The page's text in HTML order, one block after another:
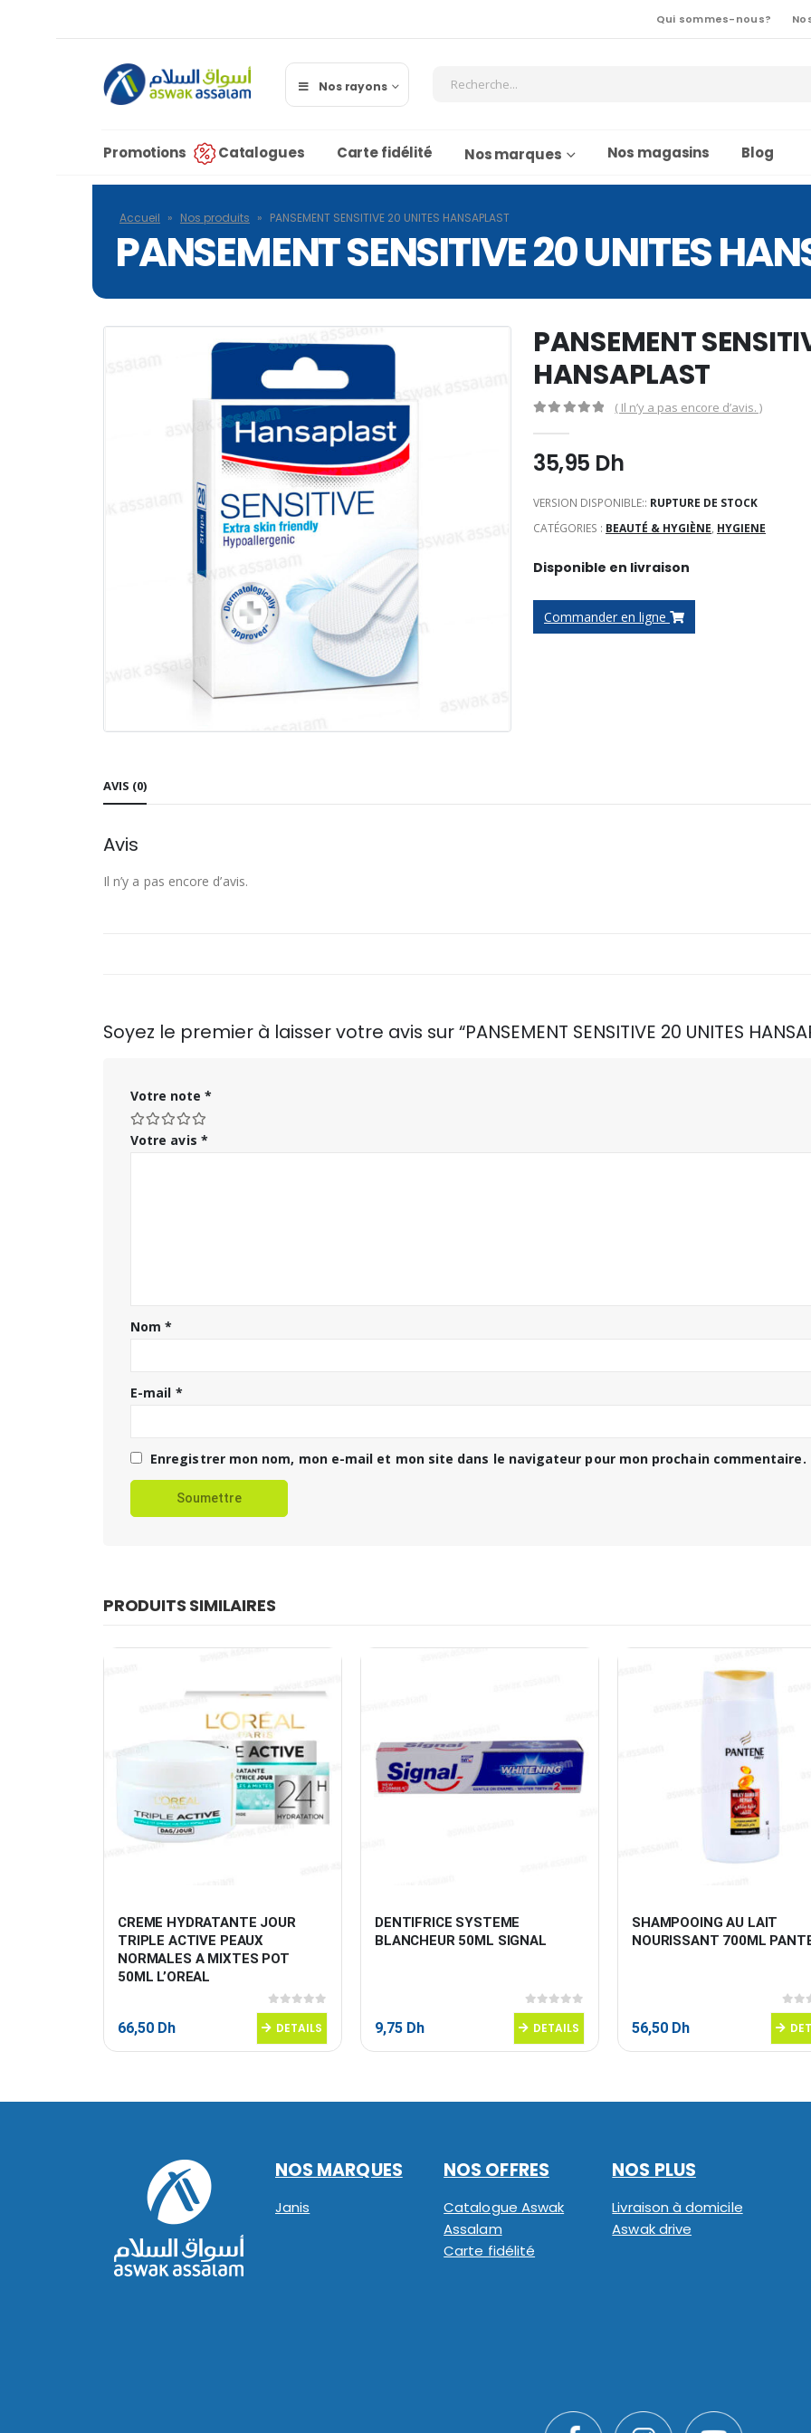
Qui sommes-nous?
Nos rayons
Promotions Catalogues Carte fidélité Nos marques Nos magasins Blog
Accueil » Nos produits » PANSEMENT SENSITIVE 20 UNITES HANSAPLAST
PANSEMENT SENSITIVE 20 UNITES
PANSEMENT
HANSAPLAST
( Il n’y a pas encore d’avis. )
35,95 Dh
VERSION DISPONIBLE:: RUPTURE DE STOCK
CATÉGORIES : BEAUTÉ & HYGIÈNE, HYGIENE
Disponible en livraison
Commander en ligne
AVIS (0)
Avis
Il n’y a pas encore d’avis.
Soyez le premier à laisser votre avis sur “PANSEMENT SENSITIVE 20 UNITES
Votre note *
Votre avis *
Nom*
E-mail *
Enregistrer mon nom, mon e-mail et mon site dans le navigateur pour mon prochain commentaire.
PRODUITS SIMILAIRES
CREME HYDRATANTE JOUR
TRIPLE ACTIVE PEAUX
NORMALES A MIXTES POT
50ML L’OREAL
0sur 5
66,50 Dh DETAILS
DENTIFRICE SYSTEME
BLANCHEUR 50ML SIGNAL
0sur 5
9,75 Dh DETAILS
SHAMPOOING AU LAIT
NOURISSANT 700ML
0sur
56,50 Dh
NOS MARQUES
Janis
NOS OFFRES
Catalogue Aswak
Assalam
Carte fidélité
NOS PLUS
Livraison à domicile
Aswak drive